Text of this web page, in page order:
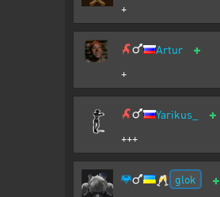
+
Artur +
+
Yarikus_ +
+++
🥂 glok +